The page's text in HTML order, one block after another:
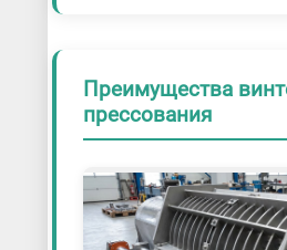
Преимущества
прессования